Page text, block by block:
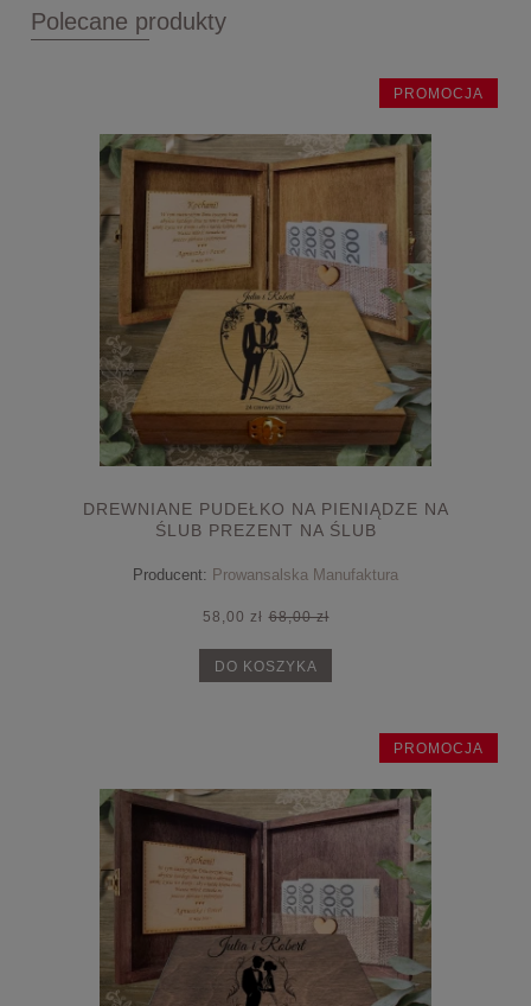
Polecane produkty
DREWNIANE PUDEŁKO NA PIENIĄDZE NA
ŚLUB PREZENT NA ŚLUB
Producent: Prowansalska Manufaktura
58,00 zł 68,00 zł
DO KOSZYKA
PROMOCJA
PROMOCJA